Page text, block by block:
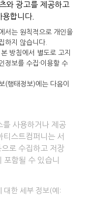
와 광고를 제공하고
합니다.
서는 원칙적으로 개인을
하지 않습니다.
방침에서 별도로 고지
정보를 수집·이용할 수
(행태정보)에는 다음이
를 사용하거나 제공
티스트컴퍼니는 서
로 수집하고 저장
포함될 수 있습니
대한 세부 정보(예: